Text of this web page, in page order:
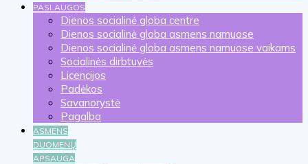
PASLAUGOS
Dienos socialinė globa centre
Dienos socialinė globa asmens namuose
Dienos socialinė globa asmens namuose vaikams
Socialinės dirbtuvės
Licencijos
Padėkos
Savanorystė
Pagalba
ASMENS
DUOMENŲ
APSAUGA